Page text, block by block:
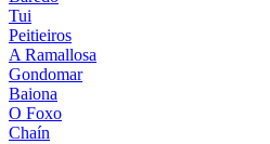
Tui
Peitieiros
A Ramallosa
Gondomar
Baiona
O Foxo
Chaín